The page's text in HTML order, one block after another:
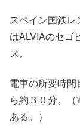
スペイン国鉄レ
はALVIAのセゴ
ス。
電車の所要時
ら約３０分。
ある。）